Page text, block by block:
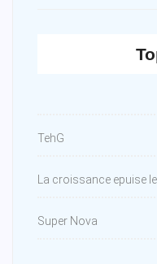
TehG
La croissance epuise
Super Nova